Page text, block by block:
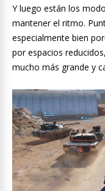
Y luego están los
mantener el ritmo.
especialmente bien
por espacios
mucho más grande y